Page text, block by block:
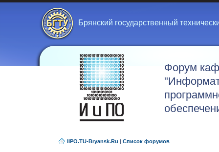
Брянский государственный
Форум
IIPO.TU-Bryansk.Ru | Список форумов